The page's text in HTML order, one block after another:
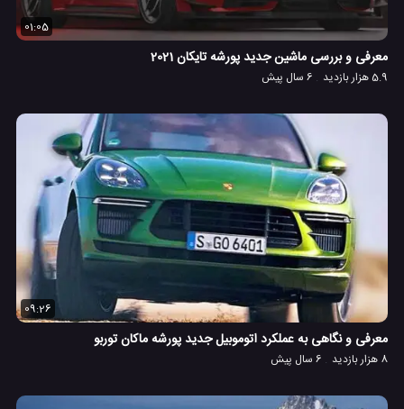
01:05
معرفی و بررسی ماشین جدید پورشه تایکان 2021
5.9 هزار بازدید 6 سال پیش
09:26
معرفی و نگاهی به عملکرد اتوموبیل جدید پورشه ماکان توربو
8 هزار بازدید 6 سال پیش